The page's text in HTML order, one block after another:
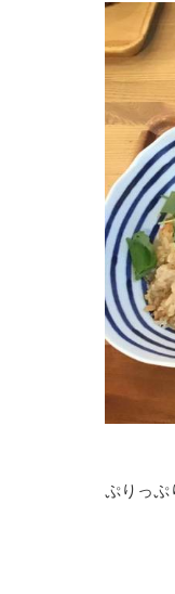
ぷりっぷ